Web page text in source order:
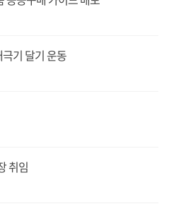
기 달기 운동
취임